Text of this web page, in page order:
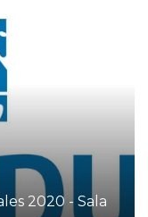
2020 - Sala